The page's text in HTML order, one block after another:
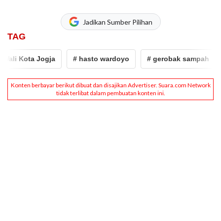
Jadikan Sumber Pilihan
TAG
Kota Jogja # hasto wardoyo # gerobak sampah